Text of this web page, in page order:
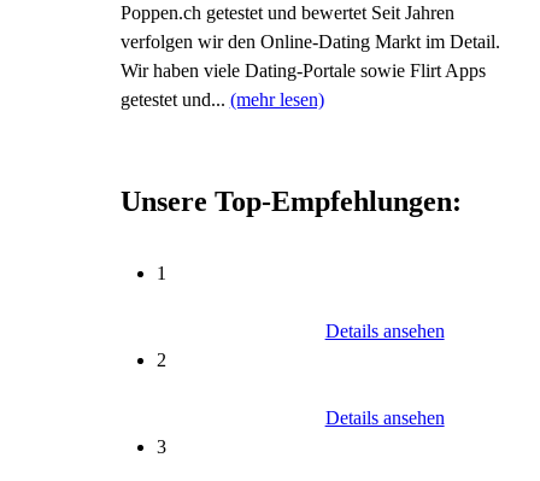
Poppen.ch getestet und bewertet Seit Jahren
verfolgen wir den Online-Dating Markt im Detail.
Wir haben viele Dating-Portale sowie Flirt Apps
getestet und... (mehr lesen)
Unsere Top-Empfehlungen:
1
Details ansehen
2
Details ansehen
3